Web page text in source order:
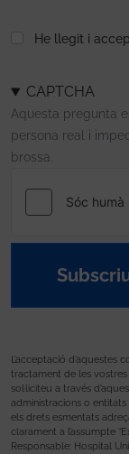
He llegit i
CAPTCHA
Aquesta pregunta
persona real i
brossa.
L’acceptació
tractament de les
sol·liciteu a través
administracions o
els drets esmentats
clarament a l’assumpte
Responsable: Hospital